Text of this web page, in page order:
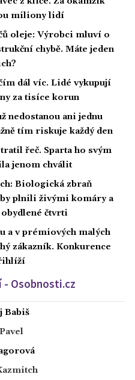
miliony lidí
oleje: Výrobci mluví o
chybě. Máte jeden
dál víc. Lidé vykupují
za tisíce korun
nedostanou ani jednu
tím riskuje každý den
řeč. Sparta ho svým
jenom chválit
Biologická zbraň
plnili živými komáry a
obydlené čtvrti
a v prémiových malých
zákazník. Konkurence
- Osobnosti.cz
Babiš